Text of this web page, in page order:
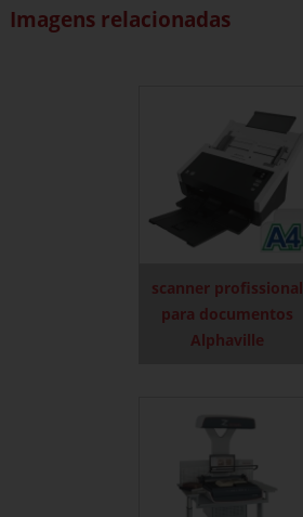
Imagens relacionadas
scanner profissional
para documentos
Alphaville